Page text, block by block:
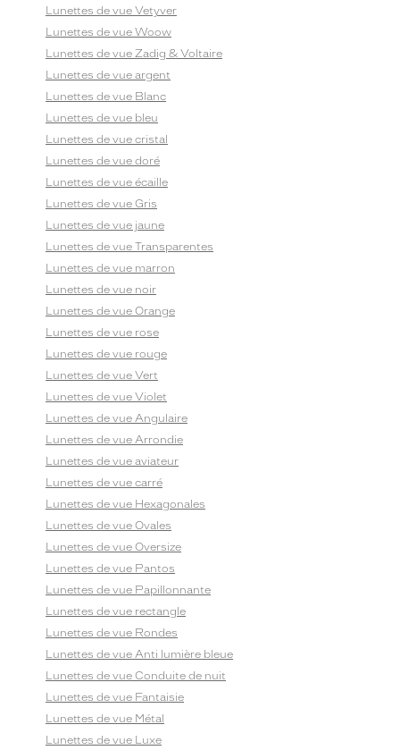
Lunettes de vue Vetyver
Lunettes de vue Woow
Lunettes de vue Zadig & Voltaire
Lunettes de vue argent
Lunettes de vue Blanc
Lunettes de vue bleu
Lunettes de vue cristal
Lunettes de vue doré
Lunettes de vue écaille
Lunettes de vue Gris
Lunettes de vue jaune
Lunettes de vue Transparentes
Lunettes de vue marron
Lunettes de vue noir
Lunettes de vue Orange
Lunettes de vue rose
Lunettes de vue rouge
Lunettes de vue Vert
Lunettes de vue Violet
Lunettes de vue Angulaire
Lunettes de vue Arrondie
Lunettes de vue aviateur
Lunettes de vue carré
Lunettes de vue Hexagonales
Lunettes de vue Ovales
Lunettes de vue Oversize
Lunettes de vue Pantos
Lunettes de vue Papillonnante
Lunettes de vue rectangle
Lunettes de vue Rondes
Lunettes de vue Anti lumière bleue
Lunettes de vue Conduite de nuit
Lunettes de vue Fantaisie
Lunettes de vue Métal
Lunettes de vue Luxe